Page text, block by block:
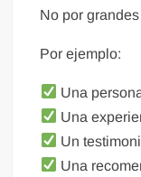
No por
Por ejemplo:
Una
Una
Un
Una